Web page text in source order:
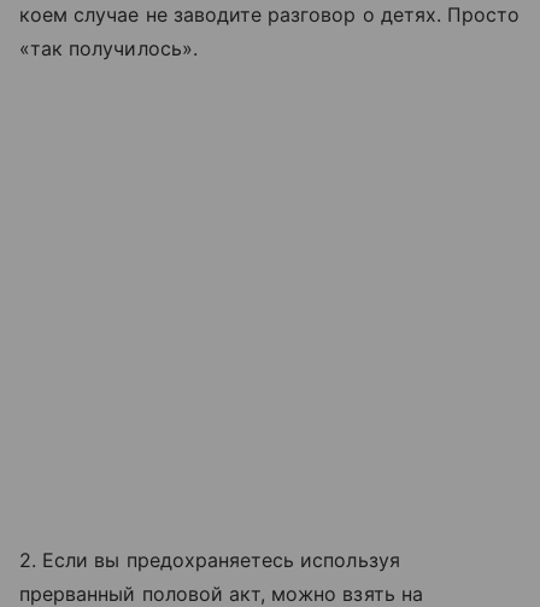
коем случае не заводите разговор о детях. Просто
«так получилось».
2. Если вы предохраняетесь используя
прерванный половой акт, можно взять на